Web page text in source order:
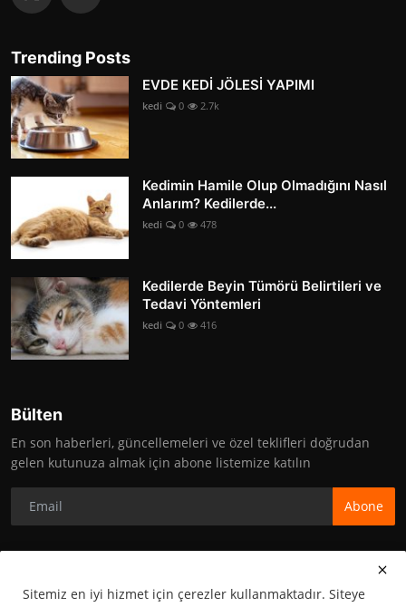
Trending Posts
EVDE KEDİ JÖLESİ YAPIMI
kedi 0 2.7k
Kedimin Hamile Olup Olmadığını Nasıl
Anlarım? Kedilerde...
kedi 0 478
Kedilerde Beyin Tümörü Belirtileri ve
Tedavi Yöntemleri
kedi 0 416
Bülten
En son haberleri, güncellemeleri ve özel teklifleri doğrudan
gelen kutunuza almak için abone listemize katılın
Abone
Copyright 2010-2025 Kedi Yavrusu - Her Hakkı Saklıdır
Sitemiz en iyi hizmet için çerezler kullanmaktadır. Siteye